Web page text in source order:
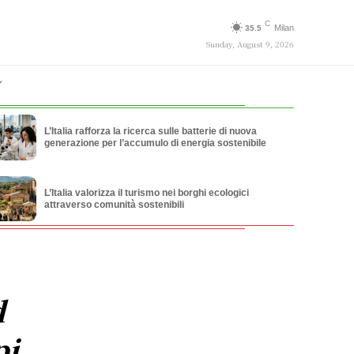
35.5
C Milan
Sunday, August 9, 2026
L’Italia rafforza la ricerca sulle batterie di nuova
generazione per l’accumulo di energia sostenibile
L’Italia valorizza il turismo nei borghi ecologici
attraverso comunità sostenibili